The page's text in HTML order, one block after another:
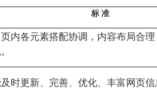
标 准
内各元素搭配协调，内容布局合
时更新、完善、优化、丰富网页